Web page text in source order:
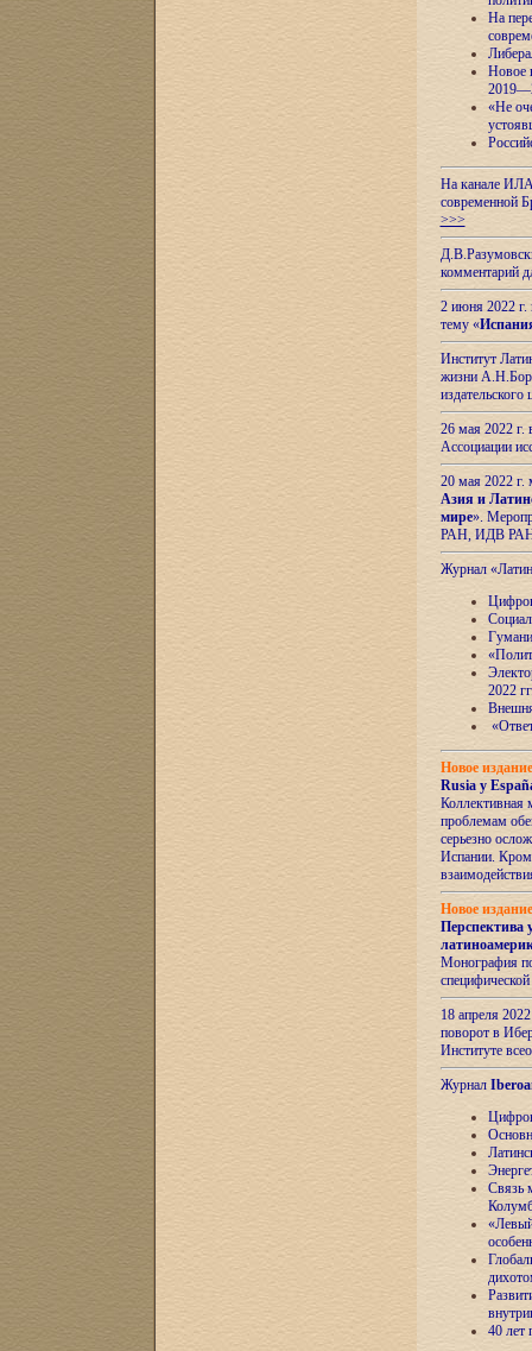
На
Новое
«Не
На канале ИЛА
современной
>>>
комментарий
2 июня 2022 г.
тему «
Институт
жизни
26 мая 2022
Ассоциации
20 мая 2022
Азия и
мире».
РАН, ИДВ
Журнал
2022
Новое
Rusia y
Коллективная
проблемам
серьезно
Испании.
Новое
Перспектива
Монография
18 апреля
поворот в
Институте
Журнал
Связь
40 лет